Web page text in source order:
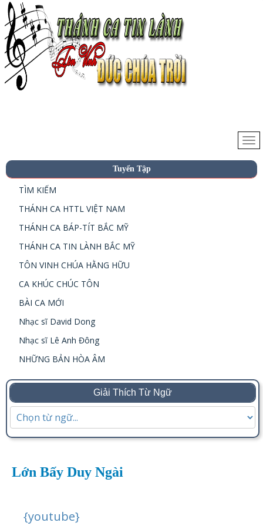
Tuyển Tập
TÌM KIẾM
THÁNH CA HTTL VIỆT NAM
THÁNH CA BÁP-TÍT BẮC MỸ
THÁNH CA TIN LÀNH BẮC MỸ
TÔN VINH CHÚA HẰNG HỮU
CA KHÚC CHÚC TÔN
BÀI CA MỚI
Nhạc sĩ David Dong
Nhạc sĩ Lê Anh Đông
NHỮNG BẢN HÒA ÂM
Giải Thích Từ Ngữ
Lớn Bấy Duy Ngài
{youtube}